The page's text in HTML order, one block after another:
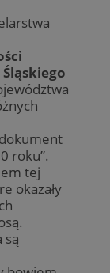
roku”.
tej
okazały
są